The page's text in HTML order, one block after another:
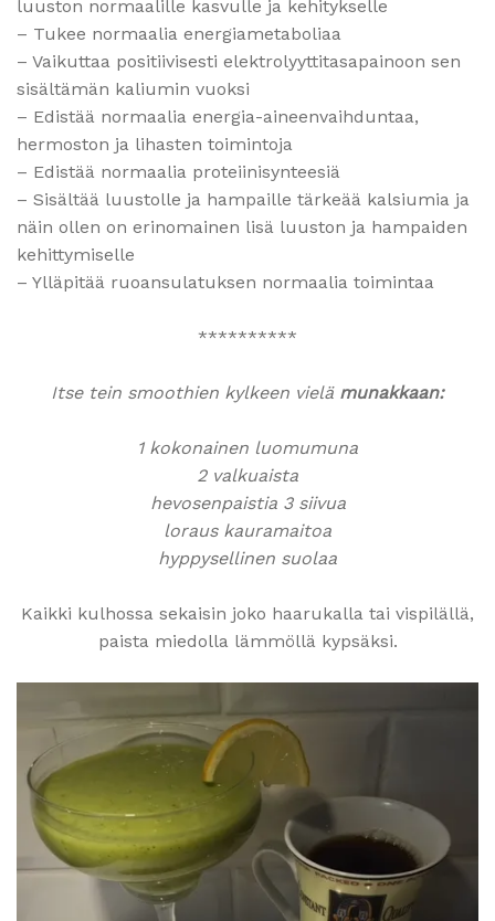
luuston normaalille kasvulle ja kehitykselle
– Tukee normaalia energiametaboliaa
– Vaikuttaa positiivisesti elektrolyyttitasapainoon sen
sisältämän kaliumin vuoksi
– Edistää normaalia energia-aineenvaihduntaa,
hermoston ja lihasten toimintoja
– Edistää normaalia proteiinisynteesiä
– Sisältää luustolle ja hampaille tärkeää kalsiumia ja
näin ollen on erinomainen lisä luuston ja hampaiden
kehittymiselle
– Ylläpitää ruoansulatuksen normaalia toimintaa
**********
Itse tein smoothien kylkeen vielä munakkaan:
1 kokonainen luomumuna
2 valkuaista
hevosenpaistia 3 siivua
loraus kauramaitoa
hyppysellinen suolaa
Kaikki kulhossa sekaisin joko haarukalla tai vispilällä,
paista miedolla lämmöllä kypsäksi.